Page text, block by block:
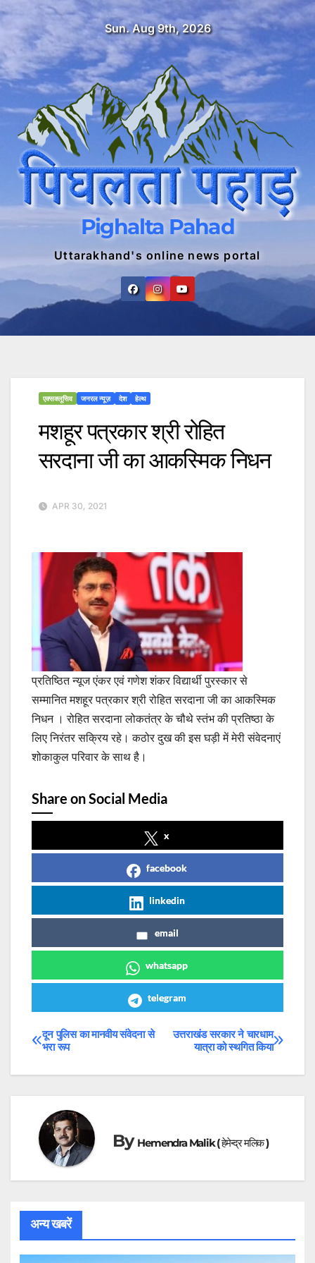
Skip
content
Sun. Aug 9th, 2026
Pighalta Pahad
Uttarakhand's online news portal
एक्सक्लूसिव जनरल न्यूज़ देश हेल्थ
मशहूर पत्रकार श्री रोहित
सरदाना जी का आकस्मिक निधन
APR 30, 2021
प्रतिष्ठित न्यूज एंकर एवं गणेश शंकर विद्यार्थी पुरस्कार से
सम्मानित मशहूर पत्रकार श्री रोहित सरदाना जी का आकस्मिक
निधन । रोहित सरदाना लोकतंत्र के चौथे स्तंभ की प्रतिष्ठा के
लिए निरंतर सक्रिय रहे। कठोर दुख की इस घड़ी में मेरी संवेदनाएं
शोकाकुल परिवार के साथ है।
Share on Social Media
x
facebook
linkedin
email
whatsapp
telegram
Post
navigation
उत्तराखंड सरकार ने चारधाम
यात्रा को स्थगित किया
दून पुलिस का मानवीय संवेदना से
भरा रूप
By Hemendra Malik ( हेमेन्द्र मलिक )
अन्य खबरें